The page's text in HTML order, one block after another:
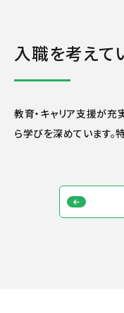
入職を考えて
教育・キャリア支援が充
ら学びを深めています。